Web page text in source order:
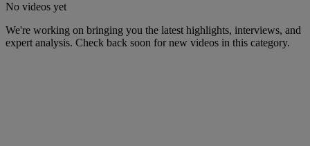
No videos yet
We're working on bringing you the latest highlights, interviews, and
expert analysis. Check back soon for new videos in this category.